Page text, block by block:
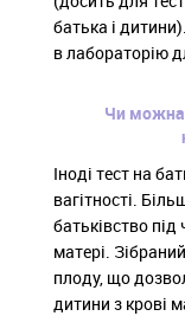
батька і
в лабораторію
Чи можна
Іноді тест на
вагітності.
батьківство під
матері.
плоду, що
дитини з крові